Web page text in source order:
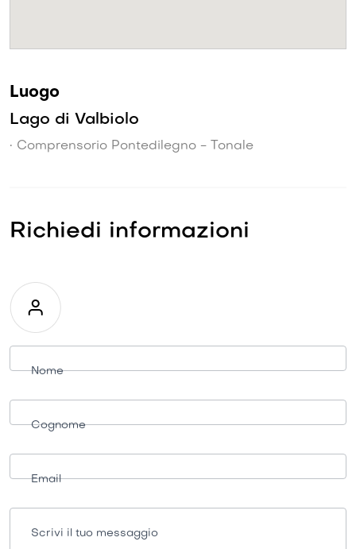
Luogo
Lago di Valbiolo
• Comprensorio Pontedilegno - Tonale
Richiedi informazioni
Richiesta
informazioni
Nome
Cognome
Email
Scrivi il tuo messaggio